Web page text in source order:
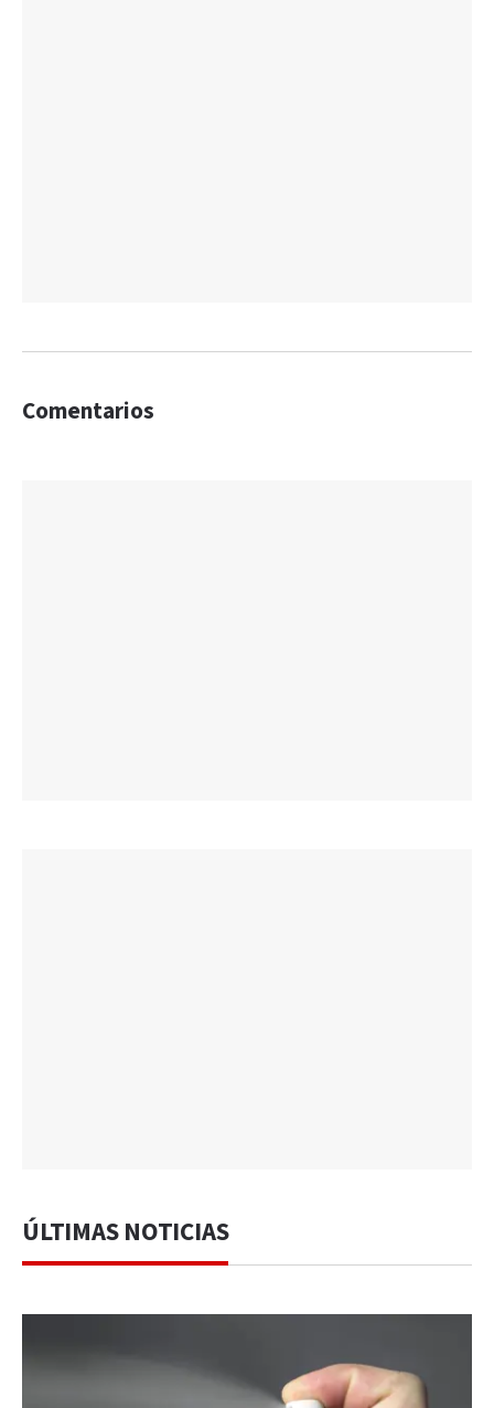
Comentarios
ÚLTIMAS NOTICIAS